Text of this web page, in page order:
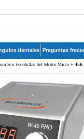
dentales Preguntas
Sin Escobillas del Motor Micro + 45K